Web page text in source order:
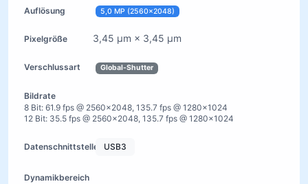
5,0 MP (2560×2048)
3,45 µm × 3,45 µm
Global-Shutter
8 Bit: 61.9 fps @ 2560×2048, 135.7 fps @ 1280×1024
12 Bit: 35.5 fps @ 2560×2048, 135.7 fps @ 1280×1024
USB3